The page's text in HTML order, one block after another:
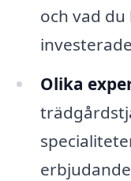
och vad
Olika